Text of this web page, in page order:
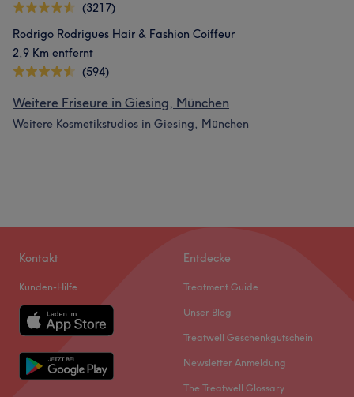
(3217)
Rodrigo Rodrigues Hair & Fashion Coiffeur
2,9 Km entfernt
(594)
Weitere Friseure in Giesing, München
Weitere Kosmetikstudios in Giesing, München
Kontakt
Kunden-Hilfe
Entdecke
Treatment Guide
Unser Blog
Treatwell Geschenkgutschein
Newsletter Anmeldung
The Treatwell Glossary